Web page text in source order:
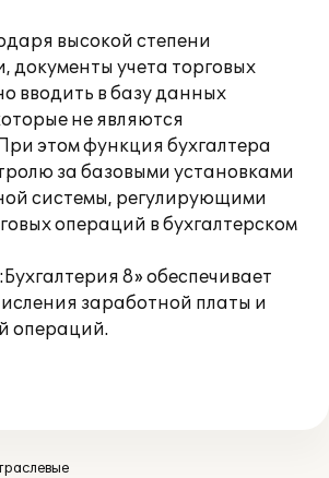
высокой степени
документы учета торговых
вводить в базу данных
не являются
этом функция бухгалтера
за базовыми установками
системы, регулирующими
операций в бухгалтерском
8» обеспечивает
заработной платы и
операций.